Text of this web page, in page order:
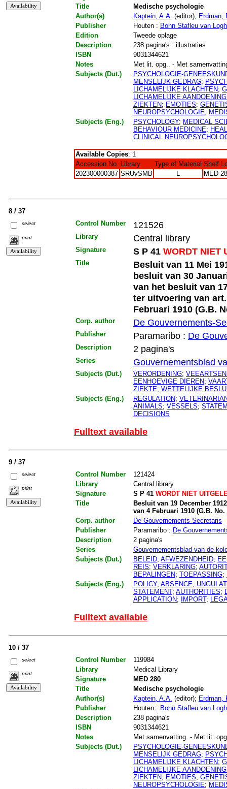
Title
Medische psychologie
Author(s)
Kaptein, A.A. (editor); Erdman,
Publisher
Houten : Bohn Stafleu van
Edition
Tweede oplage
Description
238 pagina's : illustraties
ISBN
9031344621
Notes
Met lit. opg.. - Met
Subjects (Dut.)
PSYCHOLOGIE-
MENSELIJK GEDRAG;
LICHAMELIJKE KLACHTEN;
LICHAMELIJKE
ZIEKTEN; EMOTIES;
NEUROPSYCHOLOGIE;
Subjects (Eng.)
PSYCHOLOGY; MEDICAL
BEHAVIOUR MEDICINE;
CLINICAL
Available Copies: 1
Accession No. Library Type of Material Shelf
202300000387 SRUvSMB L MED
8 / 37
select
print
Control Number 121526
Library Central library
Signature S P 41WORDT NIET
Title
Besluit van 11 Mei
besluit van 30
van het besluit van
ter uitvoering van
Februari 1910 (G.B.
Corp. author De Gouvernements-
Publisher Paramaribo : De
Description 2 pagina's
Series Gouvernementsblad
Subjects (Dut.) VERORDENING;
EENHOEVIGE DIEREN;
ZIEKTE; WETTELIJKE
Subjects (Eng.)
REGULATION;
ANIMALS; VESSELS;
DECISIONS
Fulltext available
9 / 37
select
print
Control Number
121424
Library
Central library
Signature
S P 41WORDT NIET
Title
Besluit van 19 December
van 4 Februari 1910 (G.B. No.
Corp. author
De Gouvernements-Secretaris
Publisher
Paramaribo : De
Description
2 pagina's
Series
Gouvernementsblad van de
Subjects (Dut.)
BELEID; AFWEZENDHEID;
REIS; VERKLARING;
BEPALINGEN; TOEPASSING;
Subjects (Eng.)
POLICY; ABSENCE;
STATEMENT; AUTHORITIES;
APPLICATION; IMPORT;
Fulltext available
10 / 37
select
print
Control Number
119984
Library
Medical Library
Signature
MED 280
Title
Medische psychologie
Author(s)
Kaptein, A.A. (editor); Erdman,
Publisher
Houten : Bohn Stafleu van
Description
238 pagina's
ISBN
9031344621
Notes
Met samenvatting. - Met lit.
Subjects (Dut.)
PSYCHOLOGIE-
MENSELIJK GEDRAG;
LICHAMELIJKE KLACHTEN;
LICHAMELIJKE
ZIEKTEN; EMOTIES;
NEUROPSYCHOLOGIE;